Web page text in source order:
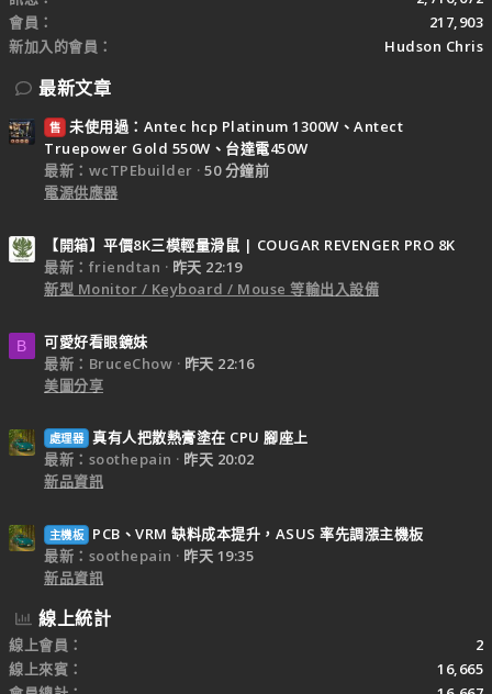
會員
217,903
新加入的會員
Hudson Chris
最新文章
售 未使用過：Antec hcp Platinum 1300W、Antect
Truepower Gold 550W、台達電450W
最新：wcTPEbuilder
50 分鐘前
電源供應器
【開箱】平價8K三模輕量滑鼠 | COUGAR REVENGER PRO 8K
最新：friendtan
昨天 22:19
新型 Monitor / Keyboard / Mouse 等輸出入設備
B
可愛好看眼鏡妹
最新：BruceChow
昨天 22:16
美圖分享
處理器 真有人把散熱膏塗在 CPU 腳座上
最新：soothepain
昨天 20:02
新品資訊
主機板
PCB、VRM 缺料成本提升，ASUS 率先調漲主機板
最新：soothepain
昨天 19:35
新品資訊
線上統計
線上會員
2
線上來賓
16,665